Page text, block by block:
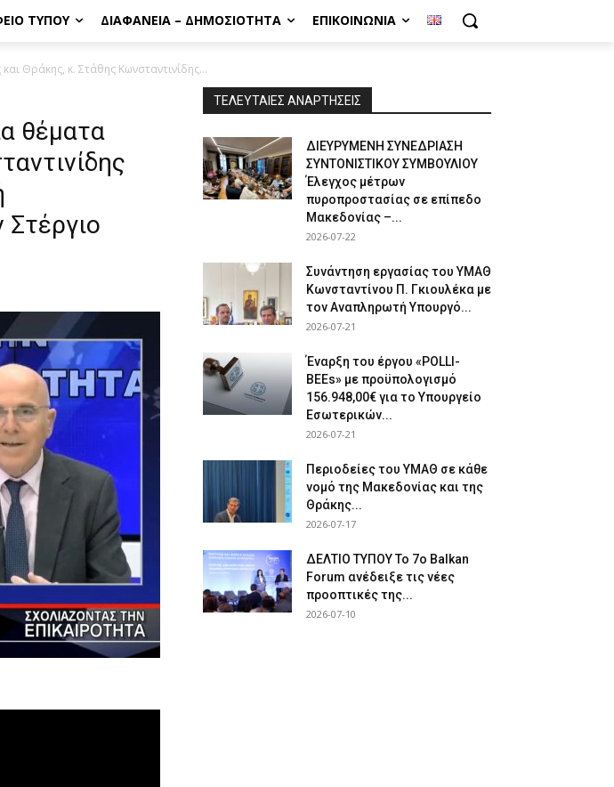
ΤΎΠΟΥ ΔΙΑΦΆΝΕΙΑ – ΔΗΜΟΣΙΌΤΗΤΑ ΕΠΙΚΟΙΝΩΝΊΑ
Θράκης, κ. Στάθης Κωνσταντινίδης...
θέματα
Στέργιο
ΤΕΛΕΥΤΑΙΕΣ ΑΝΑΡΤΗΣΕΙΣ
ΔΙΕΥΡΥΜΕΝΗ ΣΥΝΕΔΡΙΑΣΗ
ΣΥΝΤΟΝΙΣΤΙΚΟΥ ΣΥΜΒΟΥΛΙΟΥ
Έλεγχος μέτρων
πυροπροστασίας σε επίπεδο
Μακεδονίας –...
2026-07-22
Συνάντηση εργασίας του ΥΜΑΘ
Κωνσταντίνου Π. Γκιουλέκα με
τον Αναπληρωτή Υπουργό...
2026-07-21
Έναρξη του έργου «POLLI-
BEEs» με προϋπολογισμό
156.948,00€ για το Υπουργείο
Εσωτερικών...
2026-07-21
Περιοδείες του ΥΜΑΘ σε κάθε
νομό της Μακεδονίας και της
Θράκης...
2026-07-17
ΔΕΛΤΙΟ ΤΥΠΟΥ Το 7ο Balkan
Forum ανέδειξε τις νέες
προοπτικές της...
2026-07-10